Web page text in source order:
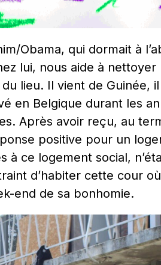
Obama, qui dormait à
lui, nous aide à nettoyer
lieu. Il vient de Guinée,
en Belgique durant les
Après avoir reçu, au
positive pour un
à ce logement social,
d’habiter cette cour
end de sa bonhomie.